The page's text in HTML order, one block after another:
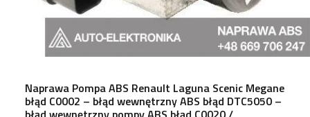
Naprawa Pompa ABS Renault Laguna Scenic Megane
błąd C0002 – błąd wewnętrzny ABS błąd DTC5050 –